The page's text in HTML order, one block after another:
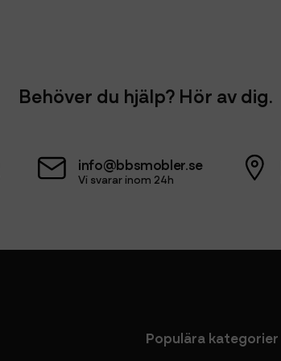
Behöver du hjälp? Hör av dig.
info@bbsmobler.se
Vi svarar inom 24h
Populära kategorier